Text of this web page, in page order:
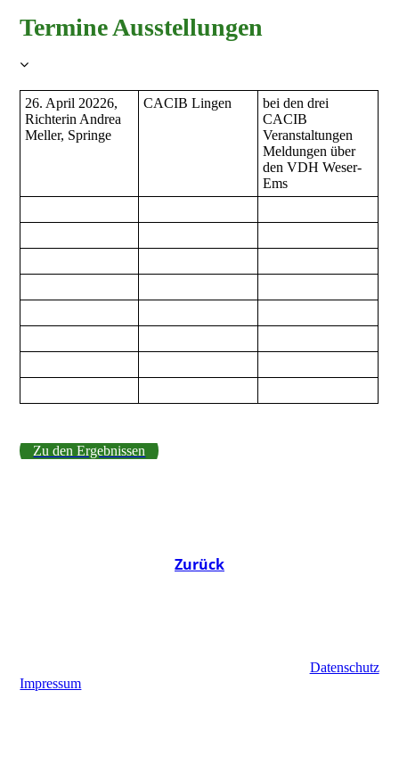
Termine Ausstellungen
26. April 20226,
Richterin Andrea
Meller, Springe
CACIB Lingen
bei den drei
CACIB
Veranstaltungen
Meldungen über
den VDH Weser-
Ems
Zu den Ergebnissen
Zurück
Datenschutz
Impressum